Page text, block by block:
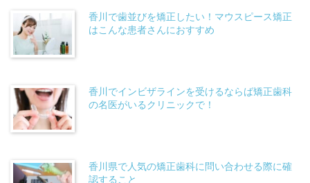
香川で歯並びを矯正したい！マウスピース矯正
はこんな患者さんにおすすめ
香川でインビザラインを受けるならば矯正歯科
の名医がいるクリニックで！
香川県で人気の矯正歯科に問い合わせる際に確
認すること